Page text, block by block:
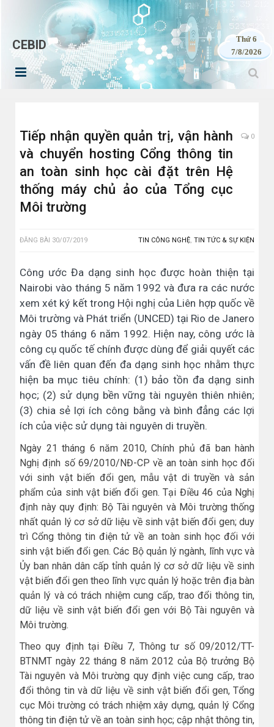
CEBID
Thứ 6
7/8/2026
Tiếp nhận quyền quản trị, vận hành
và chuyển hosting Cổng thông tin
an toàn sinh học cài đặt trên Hệ
thống máy chủ ảo của Tổng cục
Môi trường
0
ĐĂNG BÀI 30/07/2019 TIN CÔNG NGHỆ, TIN TỨC & SỰ KIỆN
Công ước Đa dạng sinh học được hoàn thiện tại
Nairobi vào tháng 5 năm 1992 và đưa ra các nước
xem xét ký kết trong Hội nghị của Liên hợp quốc về
Môi trường và Phát triển (UNCED) tại Rio de Janero
ngày 05 tháng 6 năm 1992. Hiện nay, công ước là
công cụ quốc tế chính được dùng để giải quyết các
vấn đề liên quan đến đa dạng sinh học nhằm thực
hiện ba mục tiêu chính: (1) bảo tồn đa dạng sinh
học; (2) sử dụng bền vững tài nguyên thiên nhiên;
(3) chia sẻ lợi ích công bằng và bình đẳng các lợi
ích của việc sử dụng tài nguyên di truyền.
Ngày 21 tháng 6 năm 2010, Chính phủ đã ban hành
Nghị định số 69/2010/NĐ-CP về an toàn sinh học đối
với sinh vật biến đổi gen, mẫu vật di truyền và sản
phẩm của sinh vật biến đổi gen. Tại Điều 46 của Nghị
định này quy định: Bộ Tài nguyên và Môi trường thống
nhất quản lý cơ sở dữ liệu về sinh vật biến đổi gen; duy
trì Cổng thông tin điện tử về an toàn sinh học đối với
sinh vật biến đổi gen. Các Bộ quản lý ngành, lĩnh vực và
Ủy ban nhân dân cấp tỉnh quản lý cơ sở dữ liệu về sinh
vật biến đổi gen theo lĩnh vực quản lý hoặc trên địa bàn
quản lý và có trách nhiệm cung cấp, trao đổi thông tin,
dữ liệu về sinh vật biến đổi gen với Bộ Tài nguyên và
Môi trường.
Theo quy định tại Điều 7, Thông tư số 09/2012/TT-
BTNMT ngày 22 tháng 8 năm 2012 của Bộ trưởng Bộ
Tài nguyên và Môi trường quy định việc cung cấp, trao
đổi thông tin và dữ liệu về sinh vật biến đổi gen, Tổng
cục Môi trường có trách nhiệm xây dựng, quản lý Cổng
thông tin điện tử về an toàn sinh học; cập nhật thông tin,